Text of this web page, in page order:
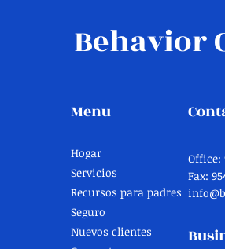
Behavior
Menu
Hogar
Servicios
Recursos para padres
Seguro
Nuevos clientes
Office:
Fax: